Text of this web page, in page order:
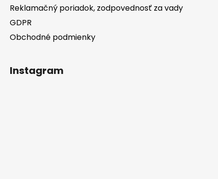
Reklamačný poriadok, zodpovednosť za vady
GDPR
Obchodné podmienky
Instagram